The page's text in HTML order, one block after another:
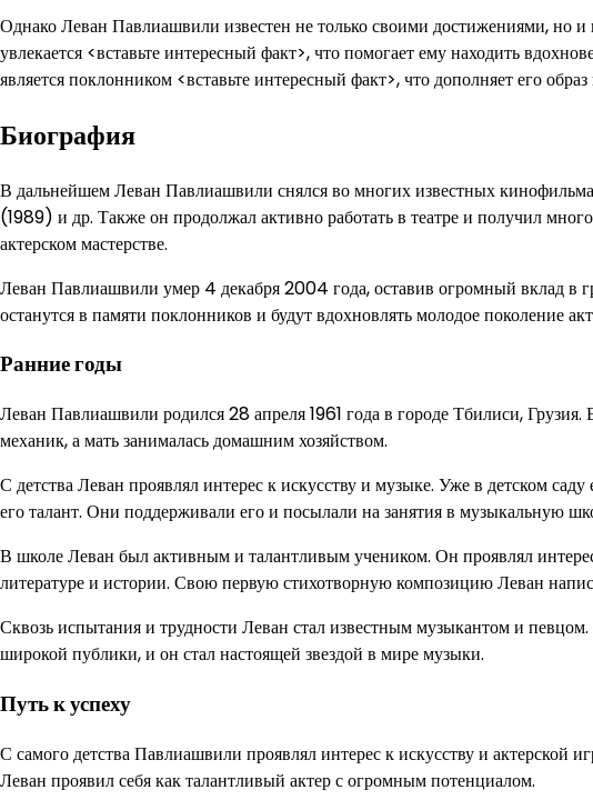
Однако Леван Павлиашвили известен не только своими достижениями, но
увлекается <вставьте интересный факт>, что помогает ему находить
является поклонником <вставьте интересный факт>, что дополняет его
Биография
В дальнейшем Леван Павлиашвили снялся во многих известных
(1989) и др. Также он продолжал активно работать в театре и получил
актерском мастерстве.
Леван Павлиашвили умер 4 декабря 2004 года, оставив огромный вклад в
останутся в памяти поклонников и будут вдохновлять молодое поколение
Ранние годы
Леван Павлиашвили родился 28 апреля 1961 года в городе Тбилиси,
механик, а мать занималась домашним хозяйством.
С детства Леван проявлял интерес к искусству и музыке. Уже в детском
его талант. Они поддерживали его и посылали на занятия в музыкальную
В школе Леван был активным и талантливым учеником. Он проявлял
литературе и истории. Свою первую стихотворную композицию Леван
Сквозь испытания и трудности Леван стал известным музыкантом и
широкой публики, и он стал настоящей звездой в мире музыки.
Путь к успеху
С самого детства Павлиашвили проявлял интерес к искусству и актерской
Леван проявил себя как талантливый актер с огромным потенциалом.